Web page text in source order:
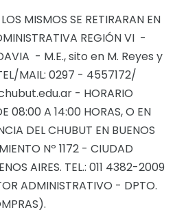
MISMOS SE RETIRARAN EN
REGIÓN VI -
- M.E., sito en M. Reyes y
MAIL: 0297 - 4557172/
- HORARIO
08:00 A 14:00 HORAS, O EN
DEL CHUBUT EN BUENOS
Nº 1172 - CIUDAD
AIRES. TEL.: 011 4382-2009
ADMINISTRATIVO - DPTO.